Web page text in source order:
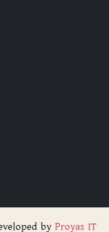
by Proyas IT